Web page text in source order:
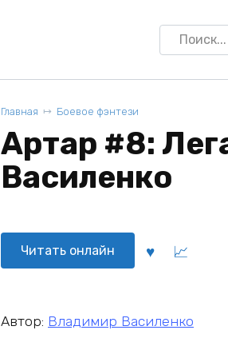
Search
for:
Главная Боевое фэнтези
Артар #8:
Василенко
Читать онлайн
Автор: Владимир Василенко